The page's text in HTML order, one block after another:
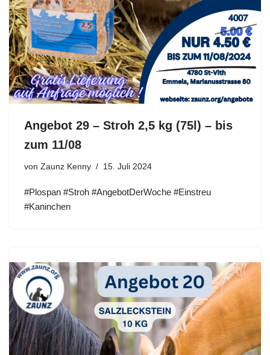
Angebot 29 – Stroh 2,5 kg (75l) – bis
zum 11/08
von Zaunz Kenny 15. Juli 2024
#Plospan #Stroh #AngebotDerWoche #Einstreu
#Kaninchen